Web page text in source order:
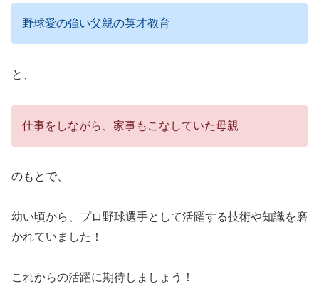
野球愛の強い父親の英才教育
と、
仕事をしながら、家事もこなしていた母親
のもとで、
幼い頃から、プロ野球選手として活躍する技術や知識を磨
かれていました！
これからの活躍に期待しましょう！